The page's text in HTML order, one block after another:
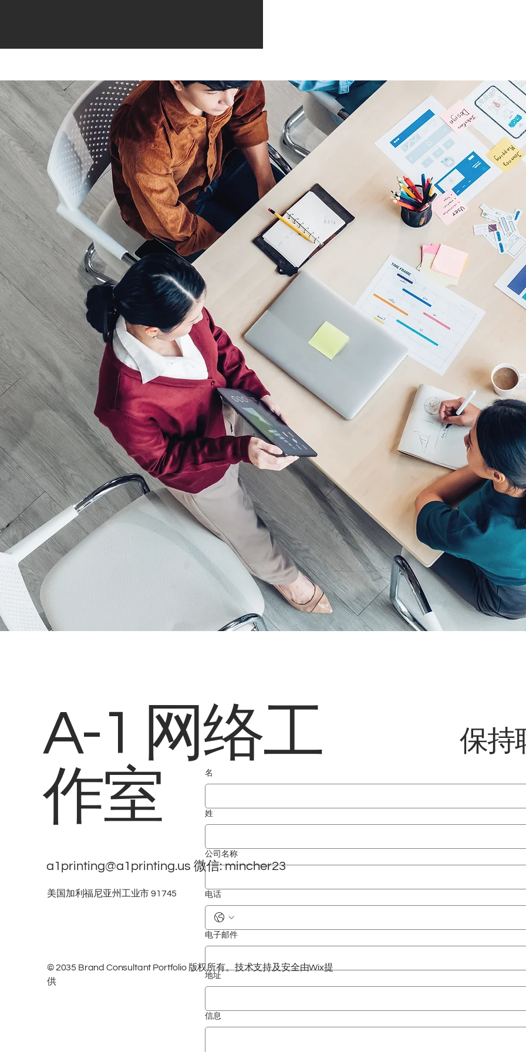
A-1 网络工
作室
a1printing@a1printing.us 微信: mincher23
美国加利福尼亚州工业市 91745
© 2035 Brand Consultant Portfolio 版权所有。技术支持及安全由Wix提
供
保持
名
姓
公司名称
电话
电子邮件
地址
信息